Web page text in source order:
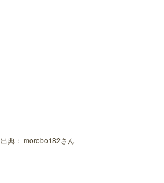
出典： morobo182さん